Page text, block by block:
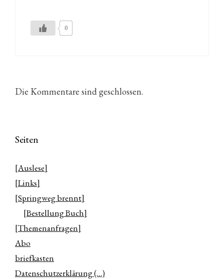
0
Die Kommentare sind geschlossen.
Seiten
[Auslese]
[Links]
[Springweg brennt]
[Bestellung Buch]
[Themenanfragen]
Abo
briefkasten
Datenschutzerklärung (…)